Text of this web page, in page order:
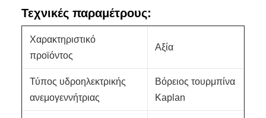
Τεχνικές παραμέτρους:
Χαρακτηριστικό
προϊόντος
Αξία
Τύπος υδροηλεκτρικής
ανεμογεννήτριας
Βόρειος τουρμπίνα
Kaplan